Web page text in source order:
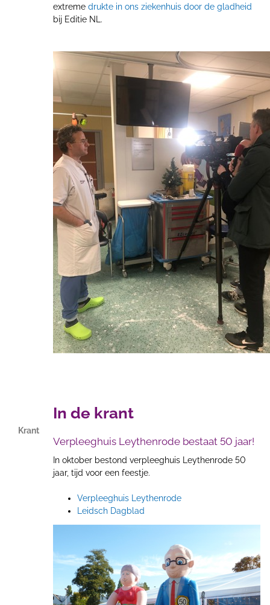
extreme drukte in ons ziekenhuis door de gladheid
bij Editie NL.
Krant
In de krant
Verpleeghuis Leythenrode bestaat 50 jaar!
In oktober bestond verpleeghuis Leythenrode 50
jaar, tijd voor een feestje.
Verpleeghuis Leythenrode
Leidsch Dagblad